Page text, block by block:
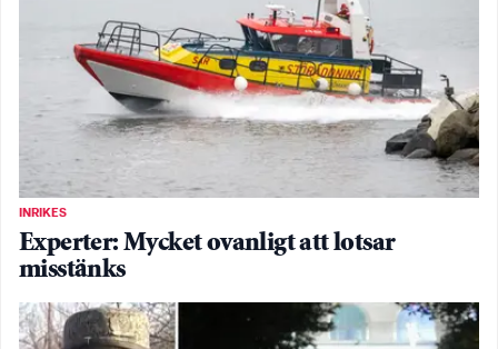
INRIKES
Experter: Mycket ovanligt att lotsar
misstänks